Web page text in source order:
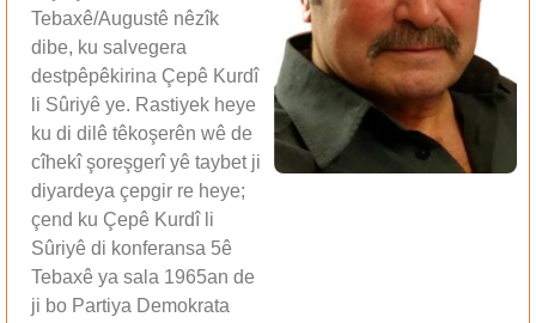
Tebaxê/Augustê nêzîk
dibe, ku salvegera
destpêpêkirina Çepê Kurdî
li Sûriyê ye. Rastiyek heye
ku di dilê têkoşerên wê de
cîhekî şoreşgerî yê taybet ji
diyardeya çepgir re heye;
çend ku Çepê Kurdî li
Sûriyê di konferansa 5ê
Tebaxê ya sala 1965an de
ji bo Partiya Demokrata